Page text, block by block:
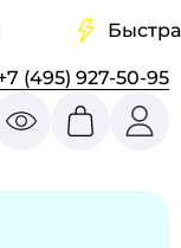
Быстрая
(495) 927-50-95